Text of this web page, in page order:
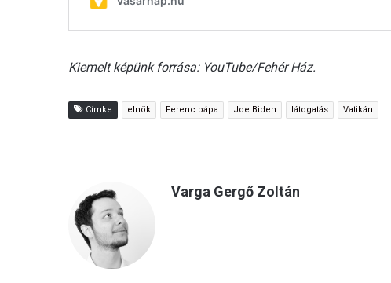
Kiemelt képünk forrása: YouTube/Fehér Ház.
Címke elnök Ferenc pápa Joe Biden látogatás Vatikán
Varga Gergő Zoltán